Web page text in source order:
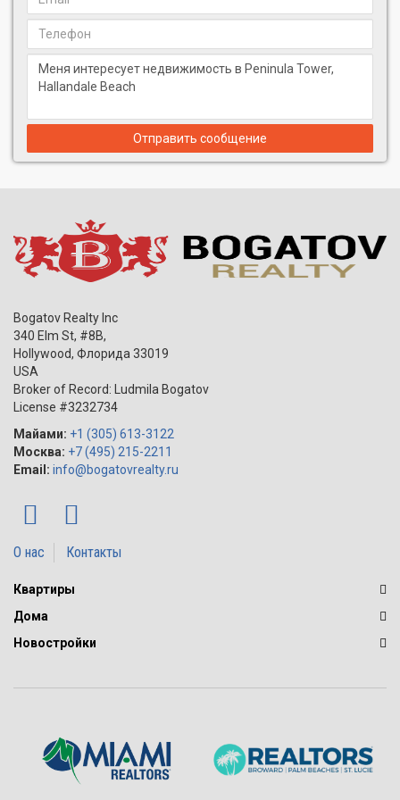
релаксационных зон является их камерность: все они
спроектированы в «бутик»-стиле и позволяют свободно
отгородиться от других жильцов в обществе семьи или
друзей. Для детей также предусмотрены отдельные детские
зоны, включая закрытую детскую комнату и игровую
площадку на улице.
В Peninsula I вы можете рассчитывать на первоклассное
обслуживание. Территория кондоминиума является закрытой
и круглосуточно охраняется профессиональной командой.
кондоминиуме или времяпрепровождением в Авентуре,
располагающей множеством ресторанов, развлекательных
учреждений и магазинов, включая один из крупнейших
торговых центров на побережье Aventura Mall.
архитектурной Cohen Freedman Encinosa Architects, которая
создала множество уникальных зданий во Флориде с 1961
года. В 2000-2007 годах компания переживала пик
популярности и завоевала максимальное количество наград
в своей длинной истории. Позже выдающиеся архитекторы
создали такие здания, как Mansions at Acqualina на 47 этажей,
Echo, Floridian, Solaris и десятки других многоквартирных
элитных комплексов по всему Атлантическому побережью
штата.
Отправить сообщение
Bogatov Realty Inc
340 Elm St, #8B,
Hollywood, Флорида 33019
USA
Broker of Record: Ludmila Bogatov
License #3232734
Майами: +1 (305) 613-3122
Москва: +7 (495) 215-2211
Email: info@bogatovrealty.ru
О нас Контакты
Квартиры
Дома
Новостройки